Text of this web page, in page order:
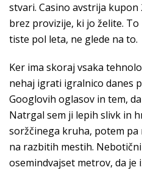
stvari. Casino avstrija
brez provizije, ki jo želite.
tiste pol leta, ne glede na to.
Ker ima skoraj vsaka
nehaj igrati igralnico danes
Googlovih oglasov in tem,
Natrgal sem ji lepih slivk in
soržčinega kruha, potem
na razbitih mestih.
osemindvajset metrov, da je